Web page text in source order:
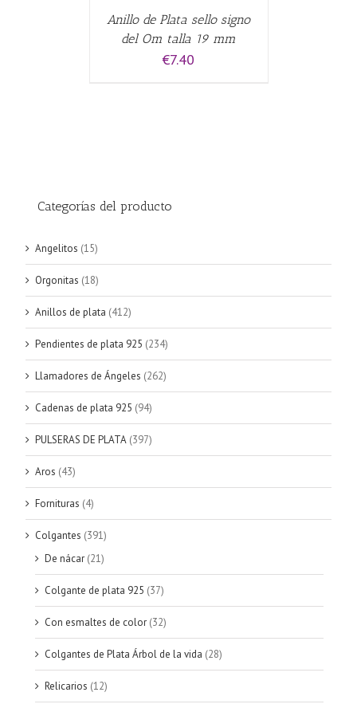
Anillo de Plata sello signo
del Om talla 19 mm
€7.40
Categorías del producto
Angelitos (15)
Orgonitas (18)
Anillos de plata (412)
Pendientes de plata 925 (234)
Llamadores de Ángeles (262)
Cadenas de plata 925 (94)
PULSERAS DE PLATA (397)
Aros (43)
Fornituras (4)
Colgantes (391)
De nácar (21)
Colgante de plata 925 (37)
Con esmaltes de color (32)
Colgantes de Plata Árbol de la vida (28)
Relicarios (12)